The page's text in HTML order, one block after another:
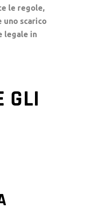
le regole,
uno scarico
legale in
GLI